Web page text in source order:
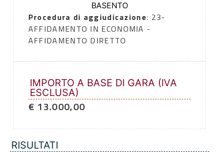
BASENTO
Procedura di aggiudicazione: 23-
AFFIDAMENTO IN ECONOMIA -
AFFIDAMENTO DIRETTO
IMPORTO A BASE DI GARA (IVA
ESCLUSA)
€ 13.000,00
RISULTATI